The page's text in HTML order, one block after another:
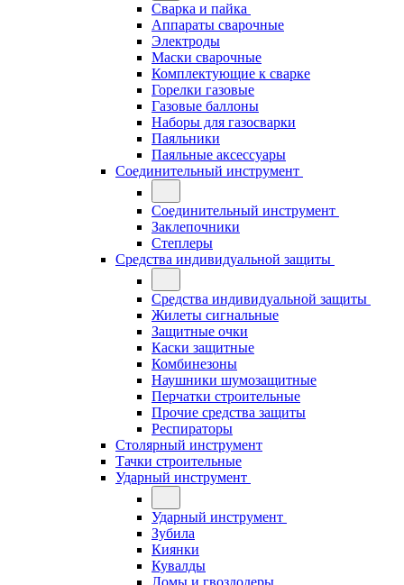
Сварка и пайка
Аппараты сварочные
Электроды
Маски сварочные
Комплектующие к сварке
Горелки газовые
Газовые баллоны
Наборы для газосварки
Паяльники
Паяльные аксессуары
Соединительный инструмент
Соединительный инструмент
Заклепочники
Степлеры
Средства индивидуальной защиты
Средства индивидуальной защиты
Жилеты сигнальные
Защитные очки
Каски защитные
Комбинезоны
Наушники шумозащитные
Перчатки строительные
Прочие средства защиты
Респираторы
Столярный инструмент
Тачки строительные
Ударный инструмент
Ударный инструмент
Зубила
Киянки
Кувалды
Ломы и гвоздодеры